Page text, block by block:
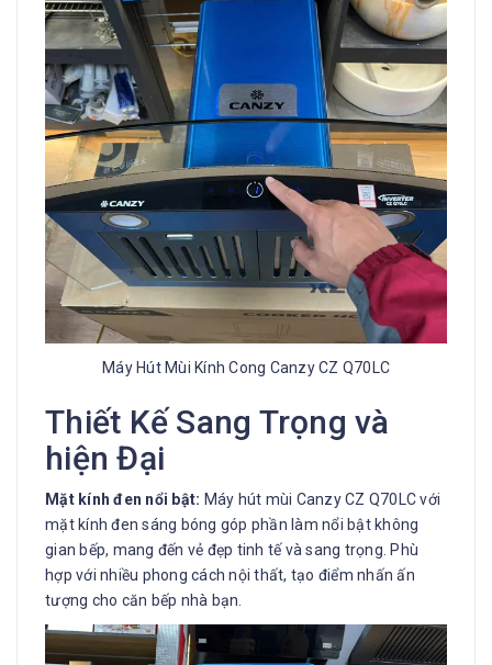
Máy Hút Mùi Kính Cong Canzy CZ Q70LC
Thiết Kế Sang Trọng và
hiện Đại
Mặt kính đen nổi bật: Máy hút mùi Canzy CZ Q70LC với
mặt kính đen sáng bóng góp phần làm nổi bật không
gian bếp, mang đến vẻ đẹp tinh tế và sang trọng. Phù
hợp với nhiều phong cách nội thất, tạo điểm nhấn ấn
tượng cho căn bếp nhà bạn.